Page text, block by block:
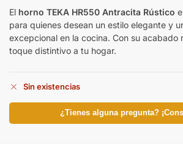
El horno TEKA HR550 Antracita Rústico
para quienes desean un estilo elegante y
excepcional en la cocina. Con su acabado
toque distintivo a tu hogar.
Sin existencias
¿Tienes alguna pregunta?